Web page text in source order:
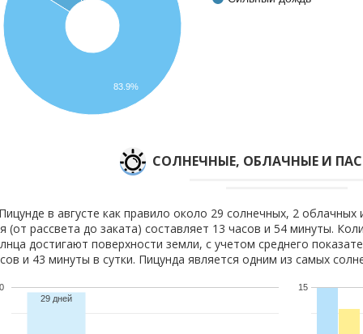
83.9%
CОЛНЕЧНЫЕ, ОБЛАЧНЫЕ И
в августе как правило около 29 солнечных, 2
(от рассвета до заката) составляет 13 часов и 54 минуты.
достигают поверхности земли, с учетом среднего
и 43 минуты в сутки. Пицунда является одним из самых
29 дней
15